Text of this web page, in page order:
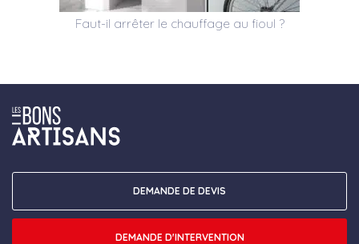
Faut-il arrêter le chauffage au fioul ?
DEMANDE DE DEVIS
DEMANDE D'INTERVENTION